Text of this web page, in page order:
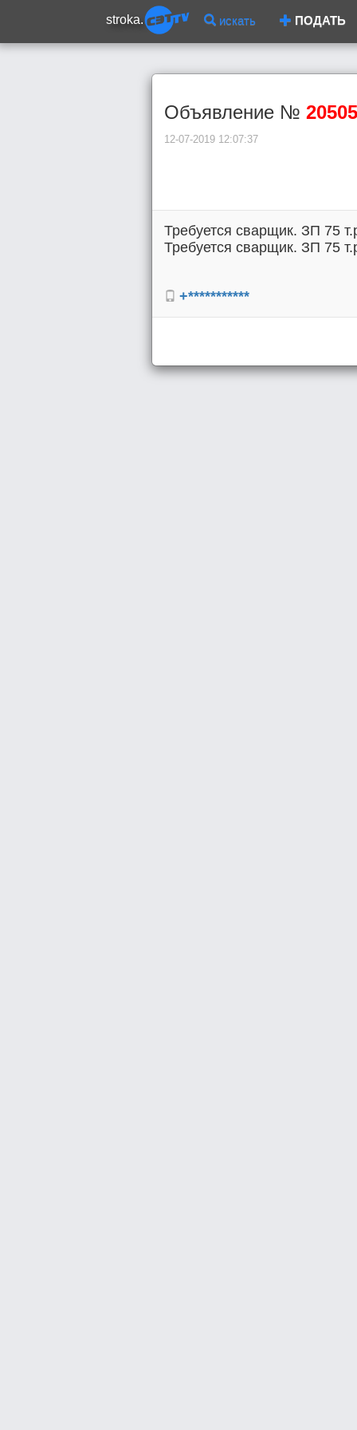
stroka. искать ПОДАТЬ
Объявление № 20505
12-07-2019 12:07:37
Требуется сварщик. ЗП 75
Требуется сварщик. ЗП 75
+***********